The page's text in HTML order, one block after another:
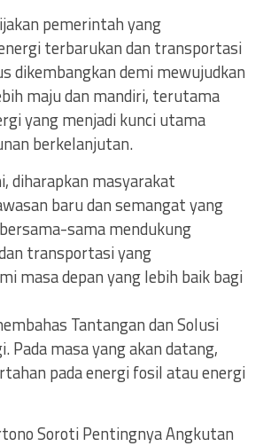
pemerintah yang
terbarukan dan transportasi
dikembangkan demi mewujudkan
maju dan mandiri, terutama
yang menjadi kunci utama
berkelanjutan.
diharapkan masyarakat
baru dan semangat yang
sama mendukung
transportasi yang
masa depan yang lebih baik bagi
Tantangan dan Solusi
Pada masa yang akan datang,
pada energi fosil atau energi
Soroti Pentingnya Angkutan